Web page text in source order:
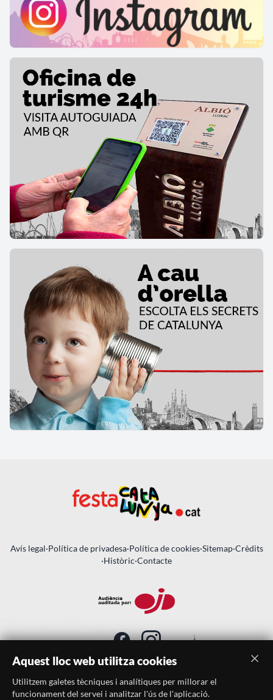
Avís legal·Política de privadesa·Política de cookies·Sitemap·Crèdits
·Històric·Contacte
SUBSCRIU-TE AL BUTLLETÍ
Aquest lloc web utilitza cookies
Utilitzem galetes tècniques i analítiques per millorar el
funcionament del servei i analitzar l'ús de l'aplicació.